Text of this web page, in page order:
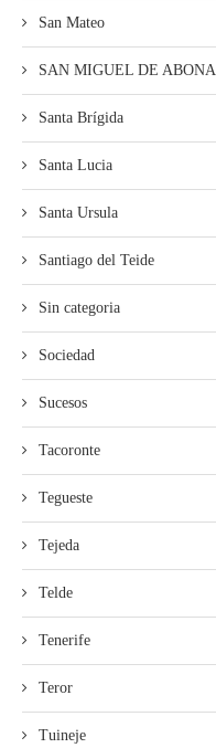
San Mateo
SAN MIGUEL DE ABONA
Santa Brígida
Santa Lucia
Santa Ursula
Santiago del Teide
Sin categoria
Sociedad
Sucesos
Tacoronte
Tegueste
Tejeda
Telde
Tenerife
Teror
Tuineje